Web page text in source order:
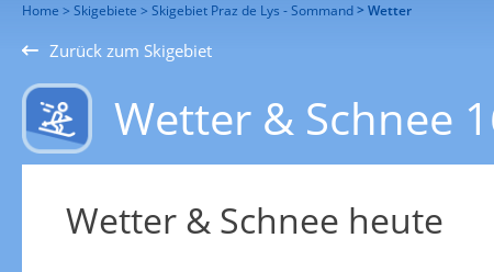
Home Skigebiete Skigebiet Praz de Lys - Sommand Wetter
Zurück zum Skigebiet
Wetter & Schnee
Wetter & Schnee heute